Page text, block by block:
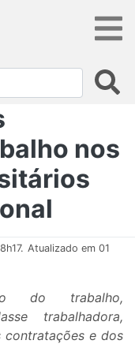
nos
Atualizado em 01
do trabalho,
trabalhadora,
contratações e dos